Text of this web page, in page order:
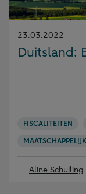
Gepubliceerd
op:
23.03.2022
Duitsland:
FISCALITEITEN
MAATSCHAPPELIJK
Aline Schuiling